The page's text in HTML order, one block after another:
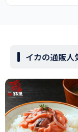
イカの通販人